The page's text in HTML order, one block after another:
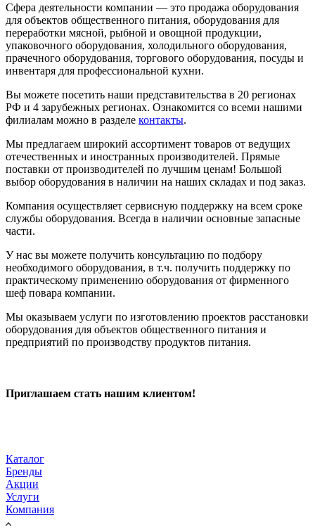
Сфера деятельности компании — это продажа оборудования
для объектов общественного питания, оборудования для
переработки мясной, рыбной и овощной продукции,
упаковочного оборудования, холодильного оборудования,
прачечного оборудования, торгового оборудования, посуды и
инвентаря для профессиональной кухни.
Вы можете посетить наши представительства в 20 регионах
РФ и 4 зарубежных регионах. Ознакомится со всеми нашими
филиалам можно в разделе контакты.
Мы предлагаем широкий ассортимент товаров от ведущих
отечественных и иностранных производителей. Прямые
поставки от производителей по лучшим ценам! Большой
выбор оборудования в наличии на наших складах и под заказ.
Компания осуществляет сервисную поддержку на всем сроке
службы оборудования. Всегда в наличии основные запасные
части.
У нас вы можете получить консультацию по подбору
необходимого оборудования, в т.ч. получить поддержку по
практическому применению оборудования от фирменного
шеф повара компании.
Мы оказываем услуги по изготовлению проектов расстановки
оборудования для объектов общественного питания и
предприятий по производству продуктов питания.
Приглашаем стать нашим клиентом!
Каталог
Бренды
Акции
Услуги
Компания